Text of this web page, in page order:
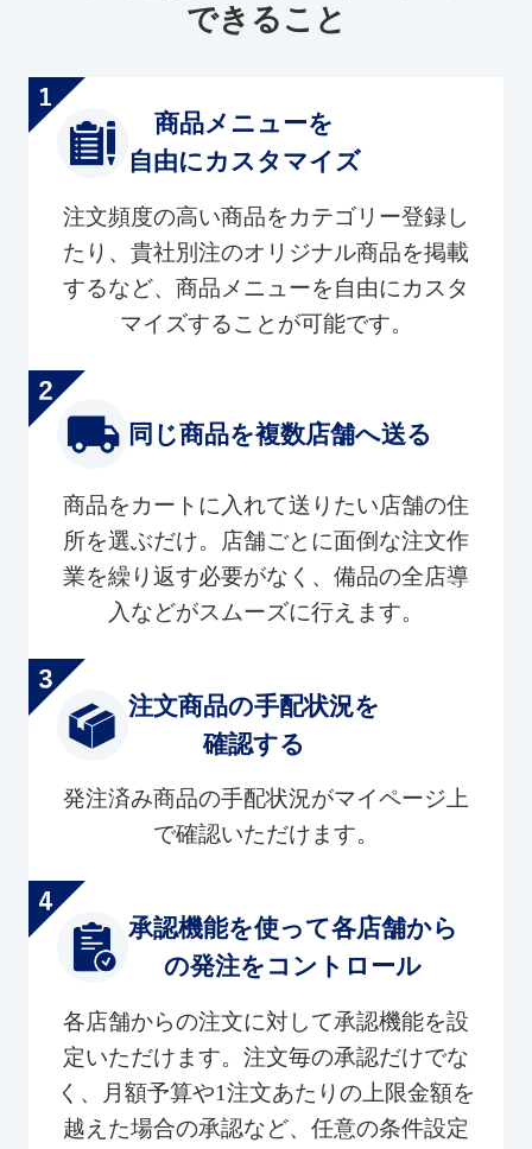
できること
商品メニューを
自由にカスタマイズ
注文頻度の高い商品をカテゴリー登録し
たり、貴社別注のオリジナル商品を掲載
するなど、商品メニューを自由にカスタ
マイズすることが可能です。
同じ商品を複数店舗へ送る
商品をカートに入れて送りたい店舗の住
所を選ぶだけ。店舗ごとに面倒な注文作
業を繰り返す必要がなく、備品の全店導
入などがスムーズに行えます。
注文商品の手配状況を
確認する
発注済み商品の手配状況がマイページ上
で確認いただけます。
承認機能を使って各店舗から
の発注をコントロール
各店舗からの注文に対して承認機能を設
定いただけます。注文毎の承認だけでな
く、月額予算や1注文あたりの上限金額を
越えた場合の承認など、任意の条件設定